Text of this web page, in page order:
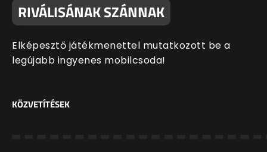
RIVÁLISÁNAK SZÁNNAK
Elképesztő játékmenettel mutatkozott be a
legújabb ingyenes mobilcsoda!
KÖZVETÍTÉSEK